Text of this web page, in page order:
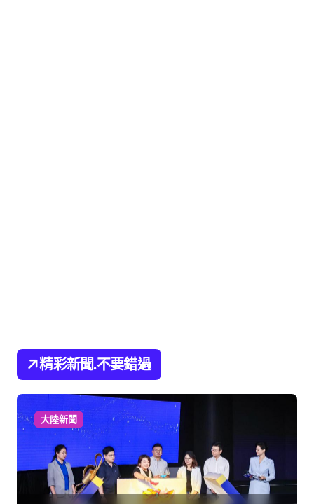
精彩新聞.不要錯過
大陸新聞